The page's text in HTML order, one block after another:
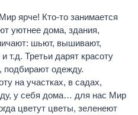
ярче! Кто-то занимается
уютнее дома, здания,
шьют, вышивают,
т.д. Третьи дарят красоту
подбирают одежду.
на участках, в садах,
у себя дома… для нас Мир
цветут цветы, зеленеют